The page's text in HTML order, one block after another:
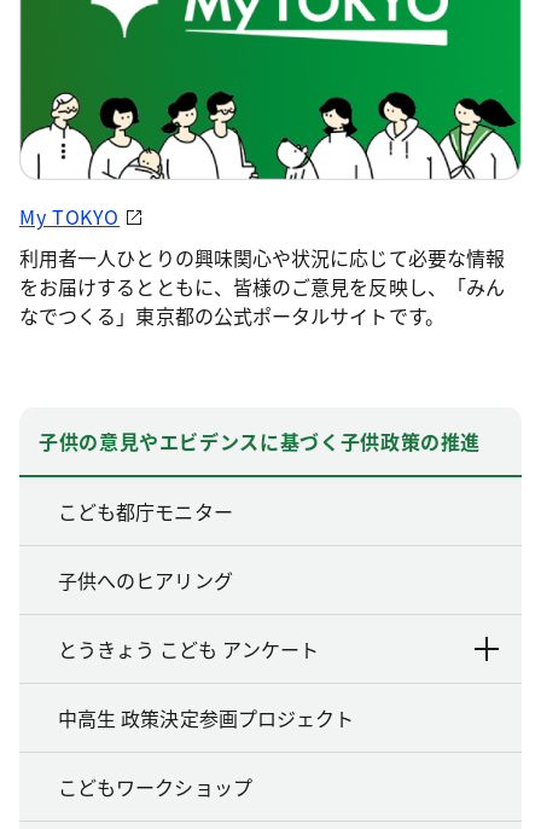
My TOKYO
利用者一人ひとりの興味関心や状況に応じて必要な情報
をお届けするとともに、皆様のご意見を反映し、「みん
なでつくる」東京都の公式ポータルサイトです。
子供の意見やエビデンスに基づく子供政策の推進
こども都庁モニター
子供へのヒアリング
とうきょう こども アンケート
中高生 政策決定参画プロジェクト
こどもワークショップ